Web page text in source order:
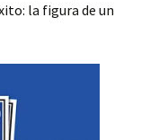
la figura de un